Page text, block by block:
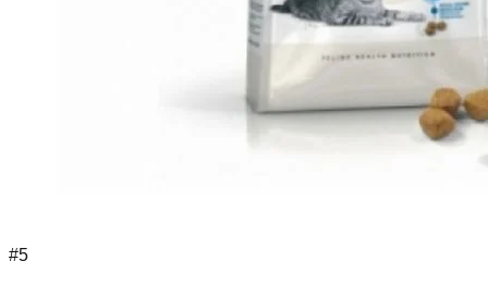
#5